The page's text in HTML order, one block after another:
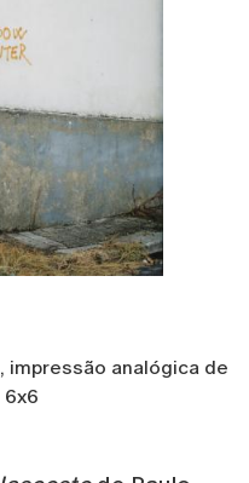
impressão analógica de